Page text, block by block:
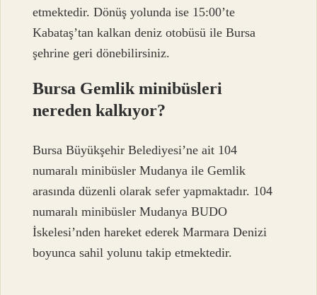
etmektedir. Dönüş yolunda ise 15:00’te
Kabataş’tan kalkan deniz otobüsü ile Bursa
şehrine geri dönebilirsiniz.
Bursa Gemlik minibüsleri
nereden kalkıyor?
Bursa Büyükşehir Belediyesi’ne ait 104
numaralı minibüsler Mudanya ile Gemlik
arasında düzenli olarak sefer yapmaktadır. 104
numaralı minibüsler Mudanya BUDO
İskelesi’nden hareket ederek Marmara Denizi
boyunca sahil yolunu takip etmektedir.